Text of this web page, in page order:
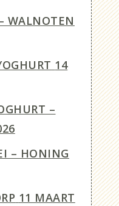
WALNOTEN
14
–
– HONING
11 MAART